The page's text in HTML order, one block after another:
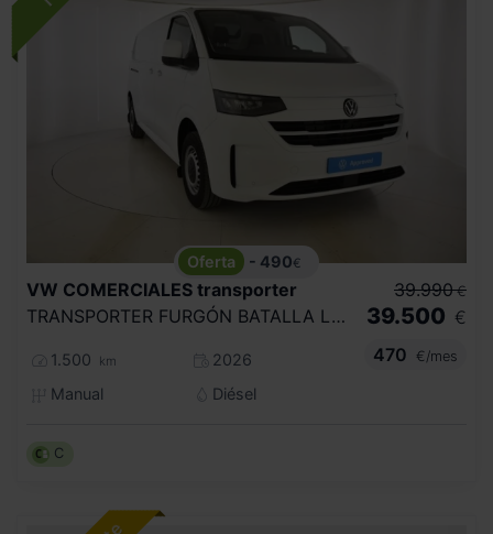
- 490€
VW COMERCIALES transporter
TRANSPORTER FURGÓN BATALLA LARGA 2.0 TDI 110 KW (150 CV) 6 VEL.
1.500 km
2026
Manual
Diésel
39.990 €
39.500 €
470
€/mes
C